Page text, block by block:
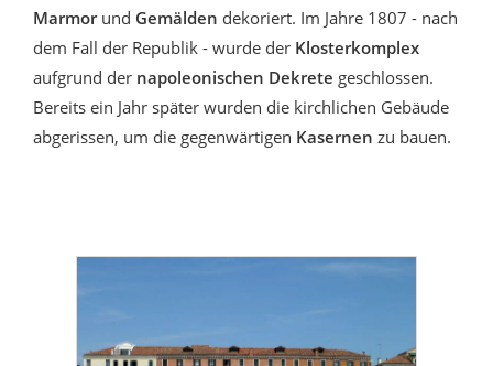
Marmorund Gemälden dekoriert. Im Jahre 1807 - nach
dem Fall der Republik - wurde der Klosterkomplex
aufgrund der napoleonischen Dekrete geschlossen.
Bereits ein Jahr später wurden die kirchlichen Gebäude
abgerissen, um die gegenwärtigen Kasernen zu bauen.